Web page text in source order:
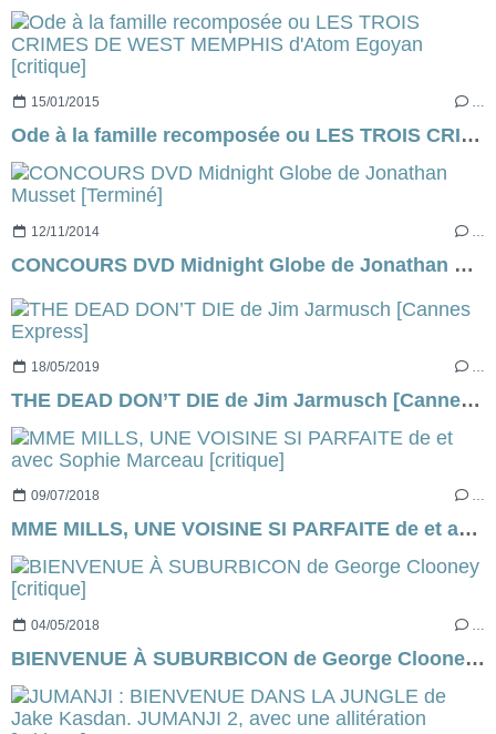
15/01/2015 …
Ode à la famille recomposée ou LES TROIS CRIMES DE WEST MEMPHIS d'Atom Egoyan [critique]
12/11/2014
CONCOURS DVD Midnight Globe de Jonathan Musset [Terminé]
18/05/2019 …
THE DEAD DON’T DIE de Jim Jarmusch [Cannes Express]
09/07/2018 …
MME MILLS, UNE VOISINE SI PARFAITE de et avec Sophie Marceau [critique]
04/05/2018
BIENVENUE À SUBURBICON de George Clooney [critique]